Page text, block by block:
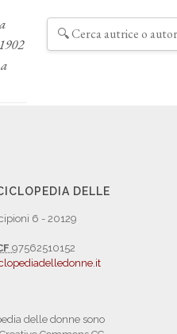
DELLE
6 - 20129
97562510152
delle donne sono